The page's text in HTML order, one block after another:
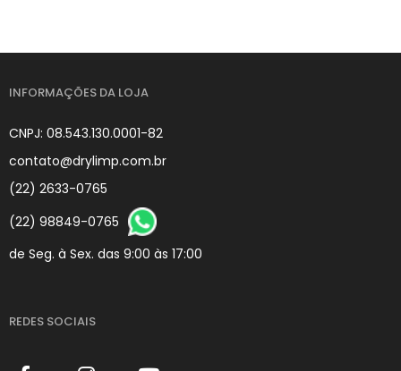
INFORMAÇÕES DA LOJA
CNPJ: 08.543.130.0001-82
contato@drylimp.com.br
(22) 2633-0765
(22) 98849-0765
de Seg. à Sex. das 9:00 às 17:00
REDES SOCIAIS